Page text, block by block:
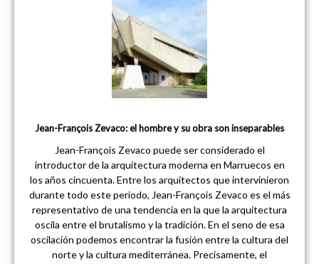
Jean-François Zevaco: el hombre y su obra son inseparables
Jean-François Zevaco puede ser considerado el
introductor de la arquitectura moderna en Marruecos en
los años cincuenta. Entre los arquitectos que intervinieron
durante todo este periodo, Jean-François Zevaco es el más
representativo de una tendencia en la que la arquitectura
oscila entre el brutalismo y la tradición. En el seno de esa
oscilación podemos encontrar la fusión entre la cultura del
norte y la cultura mediterránea. Precisamente, el